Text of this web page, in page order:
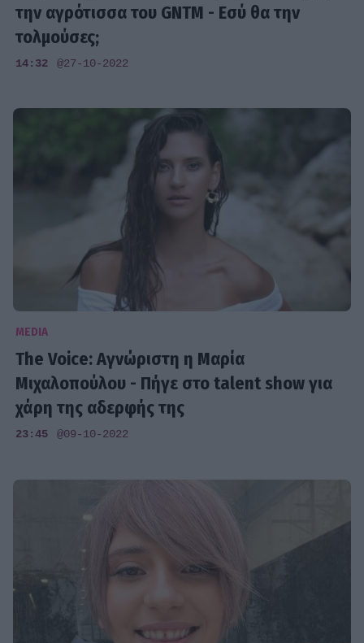
την αγρότισσα του GNTM - Εσύ θα την
τολμούσες;
14:32 @27-10-2022
MEDIA
The Voice: Αγνώριστη η Μαρία
Μιχαλοπούλου - Πήγε στο talent show για
χάρη της αδερφής της
23:45 @09-10-2022